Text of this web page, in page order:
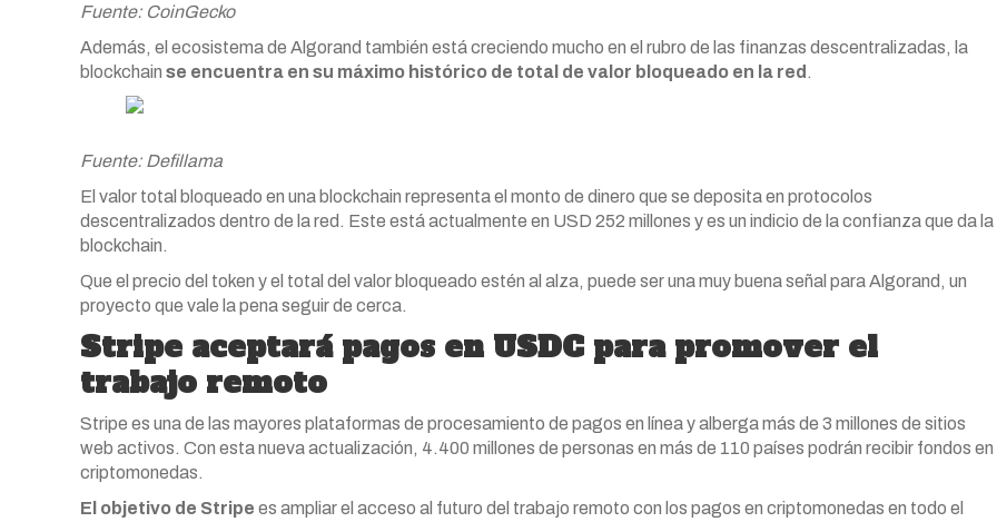
Fuente: CoinGecko
Además, el ecosistema de Algorand también está creciendo mucho en el rubro de las finanzas descentralizadas, la
blockchain se encuentra en su máximo histórico de total de valor bloqueado en la red .
Fuente: Defillama
El valor total bloqueado en una blockchain representa el monto de dinero que se deposita en protocolos
descentralizados dentro de la red. Este está actualmente en USD 252 millones y es un indicio de la confianza que da la
blockchain.
Que el precio del token y el total del valor bloqueado estén al alza, puede ser una muy buena señal para Algorand, un
proyecto que vale la pena seguir de cerca.
Stripe aceptará pagos en USDC para promover el
trabajo remoto
Stripe es una de las mayores plataformas de procesamiento de pagos en línea y alberga más de 3 millones de sitios
web activos. Con esta nueva actualización, 4.400 millones de personas en más de 110 países podrán recibir fondos en
criptomonedas.
El objetivo de Stripe es ampliar el acceso al futuro del trabajo remoto con los pagos en criptomonedas en todo el